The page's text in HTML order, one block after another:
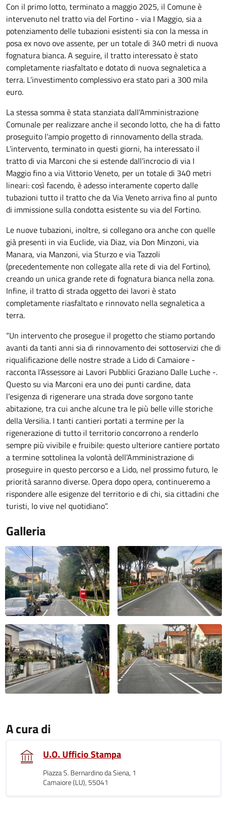
Con il primo lotto, terminato a maggio 2025, il Comune è
intervenuto nel tratto via del Fortino - via I Maggio, sia a
potenziamento delle tubazioni esistenti sia con la messa in
posa ex novo ove assente, per un totale di 340 metri di nuova
fognatura bianca. A seguire, il tratto interessato è stato
completamente riasfaltato e dotato di nuova segnaletica a
terra. L’investimento complessivo era stato pari a 300 mila
euro.
La stessa somma è stata stanziata dall’Amministrazione
Comunale per realizzare anche il secondo lotto, che ha di fatto
proseguito l’ampio progetto di rinnovamento della strada.
L’intervento, terminato in questi giorni, ha interessato il
tratto di via Marconi che si estende dall’incrocio di via I
Maggio fino a via Vittorio Veneto, per un totale di 340 metri
lineari: così facendo, è adesso interamente coperto dalle
tubazioni tutto il tratto che da Via Veneto arriva fino al punto
di immissione sulla condotta esistente su via del Fortino.
Le nuove tubazioni, inoltre, si collegano ora anche con quelle
già presenti in via Euclide, via Diaz, via Don Minzoni, via
Manara, via Manzoni, via Sturzo e via Tazzoli
(precedentemente non collegate alla rete di via del Fortino),
creando un unica grande rete di fognatura bianca nella zona.
Infine, il tratto di strada oggetto dei lavori è stato
completamente riasfaltato e rinnovato nella segnaletica a
terra.
“Un intervento che prosegue il progetto che stiamo portando
avanti da tanti anni sia di rinnovamento dei sottoservizi che di
riqualificazione delle nostre strade a Lido di Camaiore -
racconta l’Assessore ai Lavori Pubblici Graziano Dalle Luche -.
Questo su via Marconi era uno dei punti cardine, data
l’esigenza di rigenerare una strada dove sorgono tante
abitazione, tra cui anche alcune tra le più belle ville storiche
della Versilia. I tanti cantieri portati a termine per la
rigenerazione di tutto il territorio concorrono a renderlo
sempre più vivibile e fruibile: questo ulteriore cantiere portato
a termine sottolinea la volontà dell’Amministrazione di
proseguire in questo percorso e a Lido, nel prossimo futuro, le
priorità saranno diverse. Opera dopo opera, continueremo a
rispondere alle esigenze del territorio e di chi, sia cittadini che
turisti, lo vive nel quotidiano”.
Galleria
A cura di
U.O. Ufficio Stampa
Piazza S. Bernardino da Siena, 1
Camaiore (LU), 55041